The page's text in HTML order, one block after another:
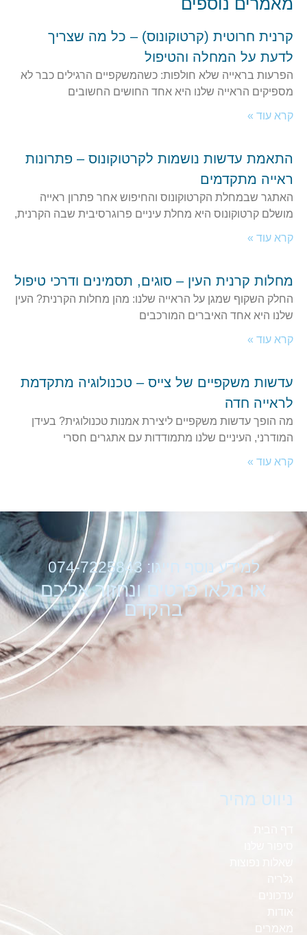
קרנית חרוטית (קרטוקונוס) – כל מה שצריך
לדעת על המחלה והטיפול
הפרעות בראייה שלא חולפות: כשהמשקפיים הרגילים כבר לא
מספיקים הראייה שלנו היא אחד החושים החשובים
קרא עוד »
התאמת עדשות נושמות לקרטוקונוס – פתרונות
ראייה מתקדמים
האתגר שבמחלת הקרטוקונוס והחיפוש אחר פתרון ראייה
מושלם קרטוקונוס היא מחלת עיניים פרוגרסיבית שבה הקרנית,
קרא עוד »
מחלות קרנית העין – סוגים, תסמינים ודרכי טיפול
החלק השקוף שמגן על הראייה שלנו: מהן מחלות הקרנית? העין
שלנו היא אחד האיברים המורכבים
קרא עוד »
עדשות משקפיים של צייס – טכנולוגיה מתקדמת
לראייה חדה
מה הופך עדשות משקפיים ליצירת אמנות טכנולוגית? בעידן
המודרני, העיניים שלנו מתמודדות עם אתגרים חסרי
קרא עוד »
למידע נוסף חייגו: 074-7225843
או מלאו פרטים ונחזור אליכם
בהקדם
ניווט מהיר
אודות
מאמרים